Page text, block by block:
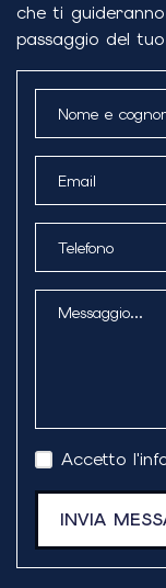
che ti
passaggio del
Accetto l'
INVIA